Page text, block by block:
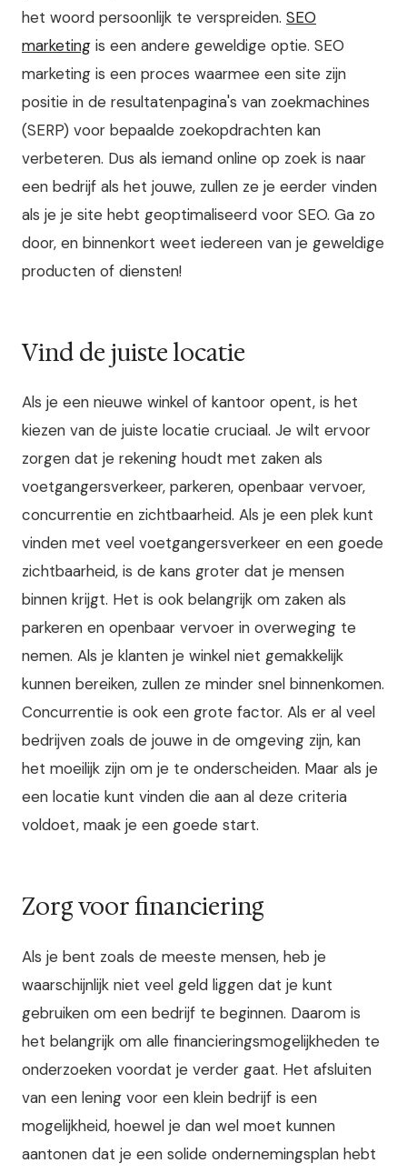
het woord persoonlijk te verspreiden. SEO
marketing is een andere geweldige optie. SEO
marketing is een proces waarmee een site zijn
positie in de resultatenpagina's van zoekmachines
(SERP) voor bepaalde zoekopdrachten kan
verbeteren. Dus als iemand online op zoek is naar
een bedrijf als het jouwe, zullen ze je eerder vinden
als je je site hebt geoptimaliseerd voor SEO. Ga zo
door, en binnenkort weet iedereen van je geweldige
producten of diensten!
Vind de juiste locatie
Als je een nieuwe winkel of kantoor opent, is het
kiezen van de juiste locatie cruciaal. Je wilt ervoor
zorgen dat je rekening houdt met zaken als
voetgangersverkeer, parkeren, openbaar vervoer,
concurrentie en zichtbaarheid. Als je een plek kunt
vinden met veel voetgangersverkeer en een goede
zichtbaarheid, is de kans groter dat je mensen
binnen krijgt. Het is ook belangrijk om zaken als
parkeren en openbaar vervoer in overweging te
nemen. Als je klanten je winkel niet gemakkelijk
kunnen bereiken, zullen ze minder snel binnenkomen.
Concurrentie is ook een grote factor. Als er al veel
bedrijven zoals de jouwe in de omgeving zijn, kan
het moeilijk zijn om je te onderscheiden. Maar als je
een locatie kunt vinden die aan al deze criteria
voldoet, maak je een goede start.
Zorg voor financiering
Als je bent zoals de meeste mensen, heb je
waarschijnlijk niet veel geld liggen dat je kunt
gebruiken om een bedrijf te beginnen. Daarom is
het belangrijk om alle financieringsmogelijkheden te
onderzoeken voordat je verder gaat. Het afsluiten
van een lening voor een klein bedrijf is een
mogelijkheid, hoewel je dan wel moet kunnen
aantonen dat je een solide ondernemingsplan hebt